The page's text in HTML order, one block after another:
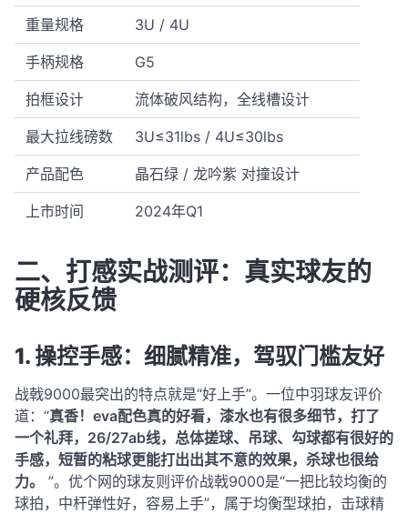
重量规格 3U / 4U
手柄规格 G5
拍框设计 流体破风结构，全线槽设计
最大拉线磅数 3U≤31lbs / 4U≤30lbs
产品配色 晶石绿 / 龙吟紫 对撞设计
上市时间 2024年Q1
二、打感实战测评：真实球友的
硬核反馈
1. 操控手感：细腻精准，驾驭门槛友好
战戟9000最突出的特点就是“好上手”。一位中羽球友评价
道：“真香！eva配色真的好看，漆水也有很多细节，打了
一个礼拜，26/27ab线，总体搓球、吊球、勾球都有很好的
手感，短暂的粘球更能打出出其不意的效果，杀球也很给
力。
”。优个网的球友则评价战戟9000是“一把比较均衡的
球拍，中杆弹性好，容易上手”，属于均衡型球拍，击球精